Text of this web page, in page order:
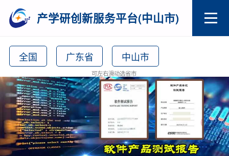
产学研创新服务平台(中山市)
全国 广东省 中山市
可左右滑动选省市